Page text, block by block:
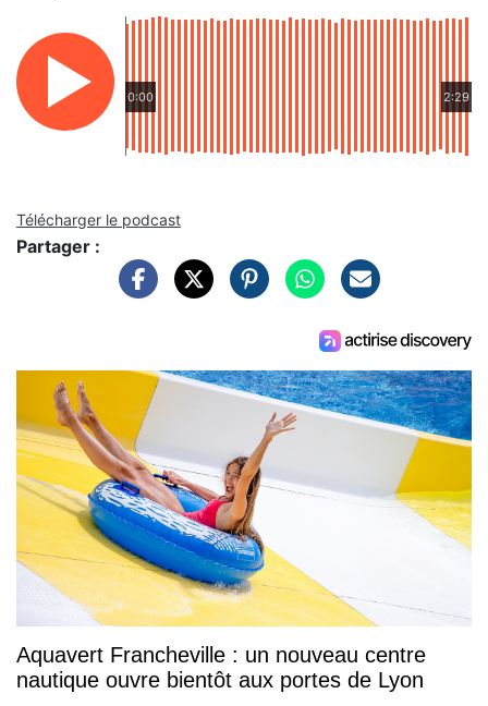
0:00 2:29
Télécharger le podcast
Partager :
Aquavert Francheville : un nouveau centre
nautique ouvre bientôt aux portes de Lyon